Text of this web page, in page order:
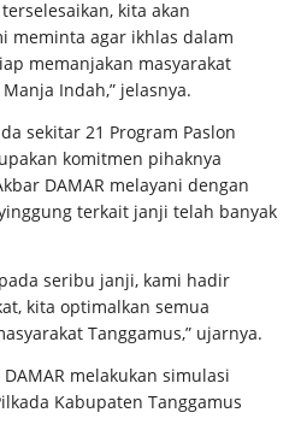
kita akan
meminta agar ikhlas dalam
memanjakan masyarakat
Indah,” jelasnya.
sekitar 21 Program Paslon
komitmen pihaknya
DAMAR melayani dengan
terkait janji telah banyak
seribu janji, kami hadir
kita optimalkan semua
Tanggamus,” ujarnya.
melakukan simulasi
Kabupaten Tanggamus